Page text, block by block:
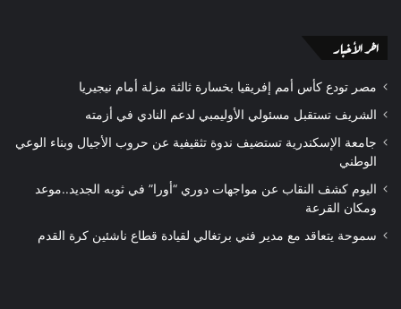
اخر الأخبار
مصر تودع كأس أمم إفريقيا بخسارة ثالثة مزلة أمام نيجيريا
الشريف تستقبل مسئولي الأوليمبي لدعم النادي في أزمته
جامعة الإسكندرية تستضيف ندوة تثقيفية عن حروب الأجيال وبناء الوعي
الوطني
اليوم كشف النقاب عن مواجهات دوري “أورا” في ثوبه الجديد..موعد
ومكان القرعة
سموحة يتعاقد مع مدير فني برتغالي لقيادة قطاع ناشئين كرة القدم